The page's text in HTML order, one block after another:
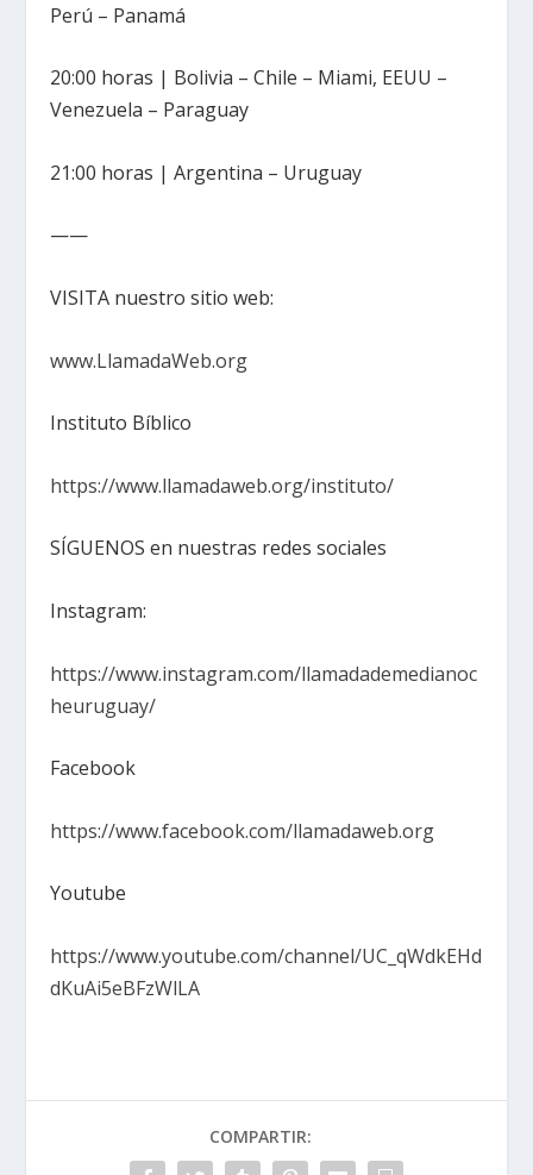
Perú – Panamá
20:00 horas | Bolivia – Chile – Miami, EEUU –
Venezuela – Paraguay
21:00 horas | Argentina – Uruguay
——
VISITA nuestro sitio web:
www.LlamadaWeb.org
Instituto Bíblico
https://www.llamadaweb.org/instituto/
SÍGUENOS en nuestras redes sociales
Instagram:
https://www.instagram.com/llamadademedianoc
heuruguay/
Facebook
https://www.facebook.com/llamadaweb.org
Youtube
https://www.youtube.com/channel/UC_qWdkEHd
dKuAi5eBFzWlLA
COMPARTIR: